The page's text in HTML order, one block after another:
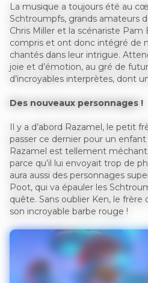
La musique a toujours été au
Schtroumpfs, grands amateurs
Chris Miller et la scénariste Pam
compris et ont donc intégré de
chantés dans leur intrigue.
joie et d’émotion, au gré de
d’incroyables interprètes, dont
Des nouveaux personnages !
Il y a d’abord Razamel, le petit
passer ce dernier pour un
Razamel est tellement méchant
parce qu’il lui envoyait trop de
aura aussi des personnages
Poot, qui va épauler les
quête. Sans oublier Ken, le
son incroyable barbe rouge !